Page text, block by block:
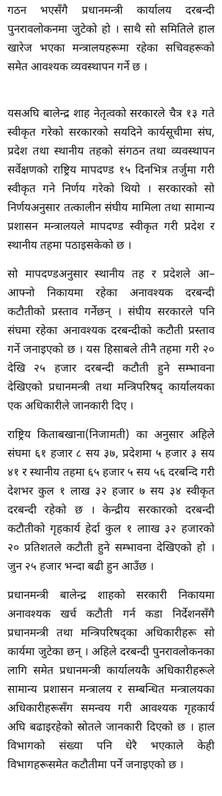
गठन भएसँगै प्रधानमन्त्री कार्यालय दरबन्दी
पुनरावलोकनमा जुटेको हो । साथै सो समितिले हाल
खारेज भएका मन्त्रालयहरूमा रहेका सचिवहरूको
समेत आवश्यक व्यवस्थापन गर्ने छ ।
यसअघि बालेन्द्र शाह नेतृत्वको सरकारले चैत्र १३ गते
स्वीकृत गरेको सरकारको सयदिने कार्यसूचीमा संघ,
प्रदेश तथा स्थानीय तहको संगठन तथा व्यवस्थापन
सर्वेक्षणको राष्ट्रिय मापदण्ड १५ दिनभित्र तर्जुमा गरी
स्वीकृत गने निर्णय गरेको थियो । सरकारको सो
निर्णयअनुसार तत्कालीन संघीय मामिला तथा सामान्य
प्रशासन मन्त्रालयले मापदण्ड स्वीकृत गरी प्रदेश र
स्थानीय तहमा पठाइसकेको छ ।
सो मापदण्डअनुसार स्थानीय तह र प्रदेशले आ–
आफ्नो निकायमा रहेका अनावश्यक दरबन्दी
कटौतीको प्रस्ताव गर्नेछन् । संघीय सरकारले पनि
संघमा रहेका अनावश्यक दरबन्दीको कटौती प्रस्ताव
गर्ने जनाइएको छ । यस हिसाबले तीनै तहमा गरी २०
देखि २५ हजार दरबन्दी कटौती हुने सम्भावना
देखिएको प्रधानमन्त्री तथा मन्त्रिपरिषद् कार्यालयका
एक अधिकारीले जानकारी दिए ।
राष्ट्रिय किताबखाना(निजामती) का अनुसार अहिले
संघमा ६१ हजार ८ सय ३७, प्रदेशमा ५ हजार ३ सय
४१ र स्थानीय तहमा ६५ हजार ५ सय ५६ दरबन्दि गरी
देशभर कुल १ लाख ३२ हजार ७ सय ३४ स्वीकृत
दरबन्दी रहेको छ । केन्द्रीय सरकारको दरबन्दी
कटौतीको गृहकार्य हेर्दा कुल १ लााख ३२ हजारको
२० प्रतिशतले कटौती हुने सम्भावना देखिएको हो ।
जुन २५ हजार भन्दा बढी हुन आउँछ ।
प्रधानमन्त्री बालेन्द्र शाहको सरकारी निकायमा
अनावश्यक खर्च कटौती गर्न कडा निर्देशनसँगै
प्रधानमन्त्री तथा मन्त्रिपरिषद्का अधिकारीहरू सो
कार्यमा जुटेका छन् । अहिले दरबन्दी पुनरावलोकनका
लागि समेत प्रधानमन्त्री कार्यालयकै अधिकारीहरूले
सामान्य प्रशासन मन्त्रालय र सम्बन्धित मन्त्रालयका
अधिकारीहरूसँग समन्वय गरी आवश्यक गृहकार्य
अघि बढाइरहेको स्रोतले जानकारी दिएको छ । हाल
विभागको संख्या पनि धेरै भएकाले केही
विभागहरूसमेत कटौतीमा पर्ने जनाइएको छ ।